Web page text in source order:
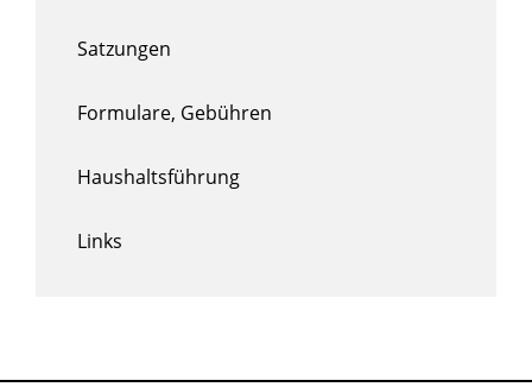
Satzungen
Formulare, Gebühren
Haushaltsführung
Links